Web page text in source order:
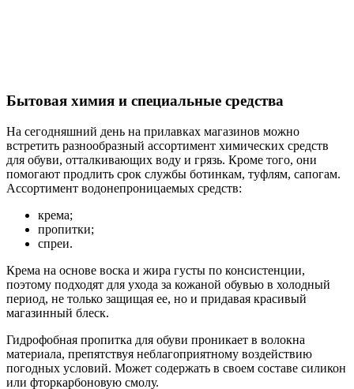
Бытовая химия и специальные средства
На сегодняшний день на прилавках магазинов можно
встретить разнообразный ассортимент химических средств
для обуви, отталкивающих воду и грязь. Кроме того, они
помогают продлить срок службы ботинкам, туфлям, сапогам.
Ассортимент водонепроницаемых средств:
крема;
пропитки;
спреи.
Крема на основе воска и жира густы по консистенции,
поэтому подходят для ухода за кожаной обувью в холодный
период, не только защищая ее, но и придавая красивый
магазинный блеск.
Гидрофобная пропитка для обуви проникает в волокна
материала, препятствуя неблагоприятному воздействию
погодных условий. Может содержать в своем составе силикон
или фторкарбоновую смолу.